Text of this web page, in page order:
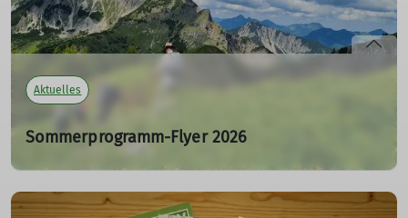
mehr erfahren
Aktuelles
Sommerprogramm-Flyer 2026
der DAV-Sektionen Ringsee und Ingolstadt
findet ihr den aktuellen Flyer der beiden